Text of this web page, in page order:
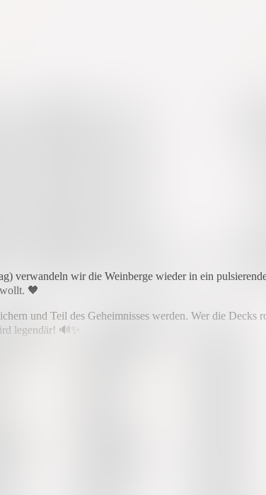
verwandeln wir die Weinberge wieder in ein
🖤
und Teil des Geheimnisses werden. Wer die
legendär! 🔊✨
Tickets sind streng limitiert – warte nicht zu lange!